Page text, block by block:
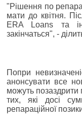
"Рішення по
мати до квітня.
ERA Loans та
закінчаться", -
Попри
анонсувати все
можуть
тих, які досі
репараційної